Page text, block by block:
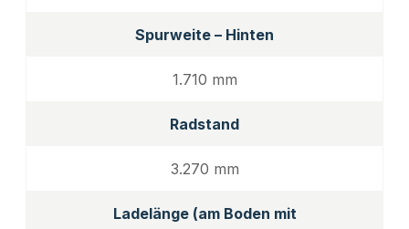
Spurweite – Hinten
1.710 mm
Radstand
3.270 mm
Ladelänge (am Boden mit